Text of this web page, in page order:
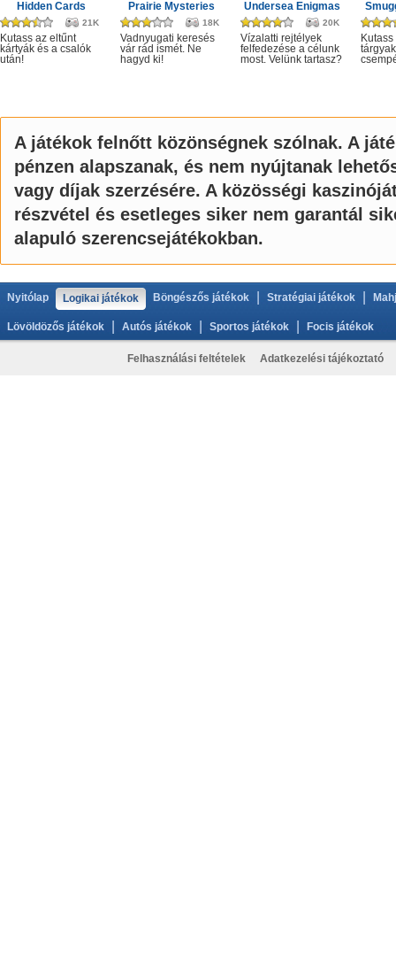
Hidden Cards
21K
Kutass az eltűnt
kártyák és a csalók
után!
Prairie Mysteries
18K
Vadnyugati keresés
vár rád ismét. Ne
hagyd ki!
Undersea Enigmas
20K
Vízalatti rejtélyek
felfedezése a célunk
most. Velünk tartasz?
A játékok felnőtt közönségnek szólnak. A
pénzen alapszanak, és nem nyújtanak
vagy díjak szerzésére. A közösségi
részvétel és esetleges siker nem garantál
alapuló szerencsejátékokban.
Nyitólap Logikai játékok Böngészős játékok Stratégiai játékok
Lövöldözős játékok Autós játékok Sportos játékok Focis játékok
Felhasználási feltételek Adatkezelési tájékoztató